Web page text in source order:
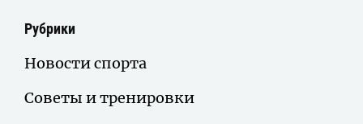
Рубрики
Новости спорта
Советы и тренировки